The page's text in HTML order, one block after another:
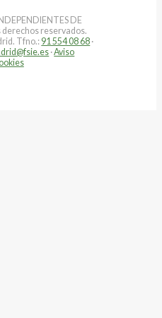
DE
derechos reservados.
Tfno.: 91 554 08 68 ·
·Aviso